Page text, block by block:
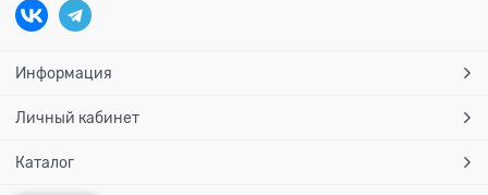
Информация
Личный кабинет
Каталог